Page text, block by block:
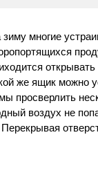
зиму многие
же ящик можно
просверлить
воздух не